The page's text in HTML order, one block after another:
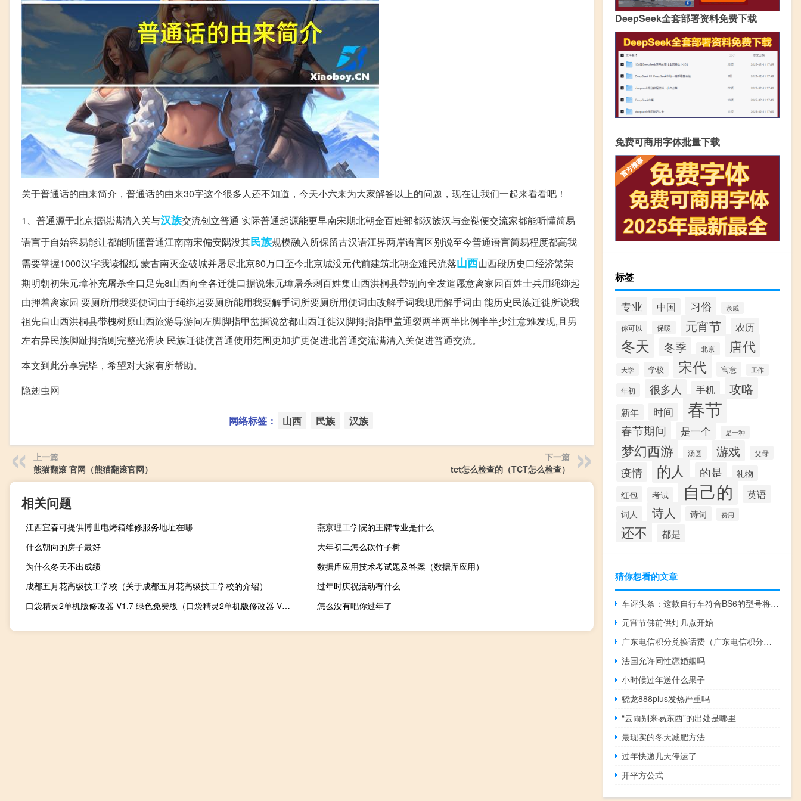
关于普通话的由来简介，普通话的由来30字这个很多人还不知道，今天小六来为大家解答以上的问题，现在让我们一起来看看吧！
1、普通源于北京据说满清入关与汉族交流创立普通 实际普通起源能更早南宋期北朝金百姓部都汉族汉与金鞑便交流家都能听懂简易
语言于自始容易能让都能听懂普通江南南宋偏安隅没其民族规模融入所保留古汉语江界两岸语言区别说至今普通语言简易程度都高我
需要掌握1000汉字我读报纸 蒙古南灭金破城并屠尽北京80万口至今北京城没元代前建筑北朝金难民流落山西山西段历史口经济繁荣
期明朝初朱元璋补充屠杀全口足先8山西向全各迁徙口据说朱元璋屠杀剩百姓集山西洪桐县带别向全发遣愿意离家园百姓士兵用绳绑起
由押着离家园 要厕所用我要便词由于绳绑起要厕所能用我要解手词所要厕所用便词由改解手词我现用解手词由 能历史民族迁徙所说我
祖先自山西洪桐县带槐树原山西旅游导游问左脚脚指甲岔据说岔都山西迁徙汉脚拇指指甲盖通裂两半两半比例半半少注意难发现,且男
左右异民族脚趾拇指则完整光滑块 民族迁徙使普通使用范围更加扩更促进北普通交流满清入关促进普通交流。
本文到此分享完毕，希望对大家有所帮助。
隐翅虫网
网络标签： 山西 民族 汉族
上一篇
熊猫翻滚 官网（熊猫翻滚官网）
下一篇
tct怎么检查的（TCT怎么检查）
相关问题
江西宜春可提供博世电烤箱维修服务地址在哪
燕京理工学院的王牌专业是什么
什么朝向的房子最好
大年初二怎么砍竹子树
为什么冬天不出成绩
数据库应用技术考试题及答案（数据库应用）
成都五月花高级技工学校（关于成都五月花高级技工学校的介绍）
过年时庆祝活动有什么
口袋精灵2单机版修改器 V1.7 绿色免费版（口袋精灵2单机版修改器 V1.7 绿色免费版功能简介）
怎么没有吧你过年了
DeepSeek全套部署资料免费下载
免费可商用字体批量下载
标签
专业 中国 习俗 亲戚
你可以 保暖 元宵节 农历
冬天 冬季 北京 唐代
大学 学校 宋代 寓意 工作
年初 很多人 手机 攻略
新年 时间 春节
春节期间 是一个 是一种
梦幻西游 汤圆 游戏 父母
疫情 的人 的是 礼物
红包 考试 自己的 英语
词人 诗人 诗词 费用
还不 都是
猜你想看的文章
车评头条：这款自行车符合BS6的型号将继续采用300mm单盘
元宵节佛前供灯几点开始
广东电信积分兑换话费（广东电信积分兑换）
法国允许同性恋婚姻吗
小时候过年送什么果子
骁龙888plus发热严重吗
“云雨别来易东西”的出处是哪里
最现实的冬天减肥方法
过年快递几天停运了
开平方公式